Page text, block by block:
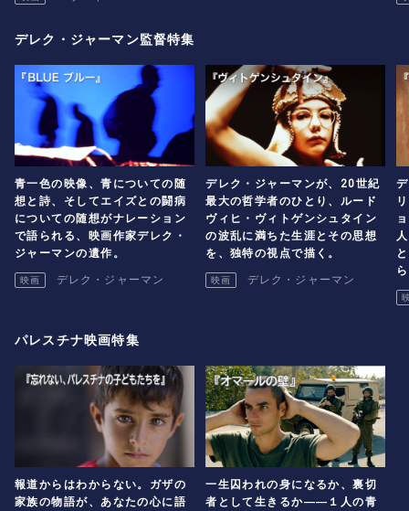
デレク・ジャーマン監督特集
青一色の映像、青についての随
想と詩、そしてエイズとの闘病
についての随想がナレーション
で語られる、映画作家デレク・
ジャーマンの遺作。
映画 デレク・ジャーマン
デレク・ジャーマンが、20世紀
最大の哲学者のひとり、ルード
ヴィヒ・ヴィトゲンシュタイン
の波乱に満ちた生涯とその思想
を、独特の視点で描く。
映画 デレク・ジャーマン
パレスチナ映画特集
報道からはわからない。ガザの
家族の物語が、あなたの心に語
一生囚われの身になるか、裏切
者として生きるか――１人の青